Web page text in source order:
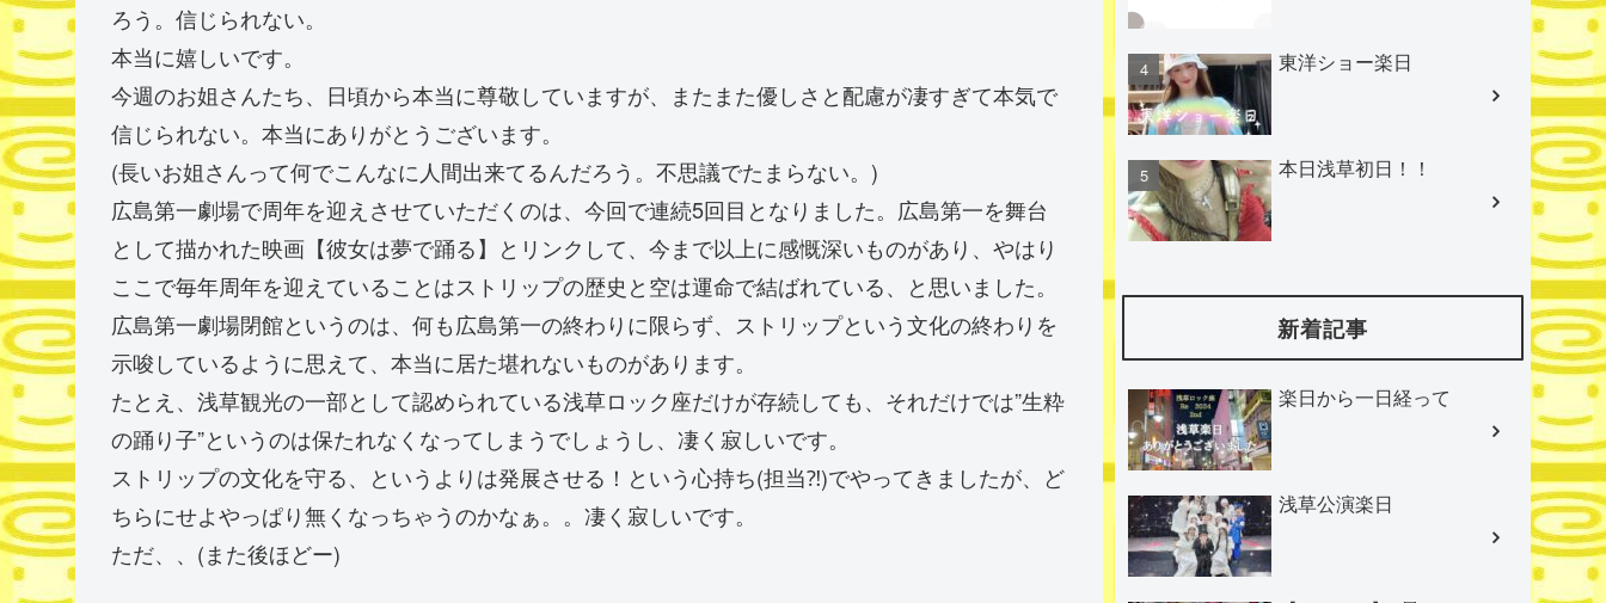
ろう。信じられない。
本当に嬉しいです。
今週のお姐さんたち、日頃から本当に尊敬していますが、またまた優しさと配慮が凄すぎて本気で
信じられない。本当にありがとうございます。
(長いお姐さんって何でこんなに人間出来てるんだろう。不思議でたまらない。)
広島第一劇場で周年を迎えさせていただくのは、今回で連続5回目となりました。広島第一を舞台
として描かれた映画【彼女は夢で踊る】とリンクして、今まで以上に感慨深いものがあり、やはり
ここで毎年周年を迎えていることはストリップの歴史と空は運命で結ばれている、と思いました。
広島第一劇場閉館というのは、何も広島第一の終わりに限らず、ストリップという文化の終わりを
示唆しているように思えて、本当に居た堪れないものがあります。
たとえ、浅草観光の一部として認められている浅草ロック座だけが存続しても、それだけでは”生粋
の踊り子”というのは保たれなくなってしまうでしょうし、凄く寂しいです。
ストリップの文化を守る、というよりは発展させる！という心持ち(担当⁈)でやってきましたが、ど
ちらにせよやっぱり無くなっちゃうのかなぁ。。凄く寂しいです。
ただ、、(また後ほどー)
東洋ショー楽日
本日浅草初日！！
新着記事
楽日から一日経って
浅草公演楽日